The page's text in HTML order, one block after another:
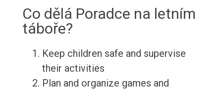
Co dělá Poradce na letním
táboře?
Keep children safe and supervise
their activities
Plan and organize games and